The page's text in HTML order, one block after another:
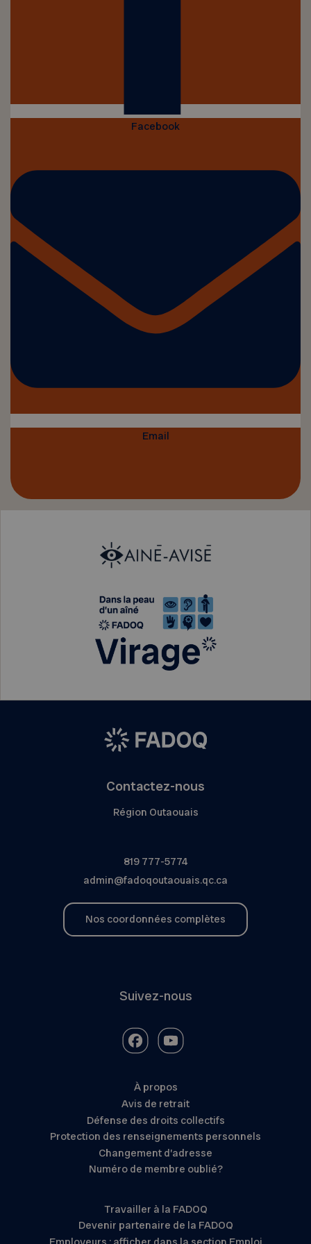
Facebook
Email
Contactez-nous
Région Outaouais
819 777-5774
admin@fadoqoutaouais.qc.ca
Nos coordonnées complètes
Suivez-nous
À propos
Avis de retrait
Défense des droits collectifs
Protection des renseignements personnels
Changement d’adresse
Numéro de membre oublié?
Travailler à la FADOQ
Devenir partenaire de la FADOQ